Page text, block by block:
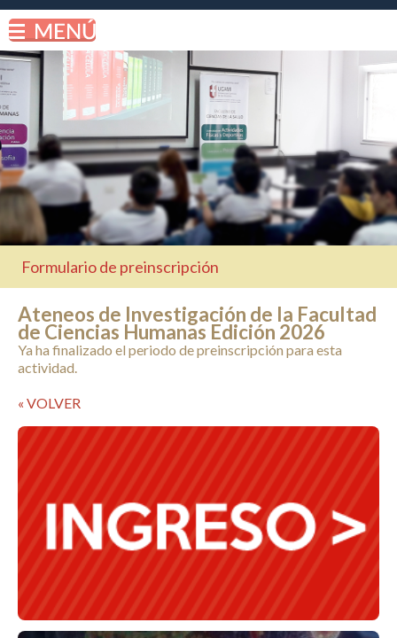
Formulario de preinscripción
Ateneos de Investigación de la Facultad
de Ciencias Humanas Edición 2026
Ya ha finalizado el periodo de preinscripción para esta
actividad.
« VOLVER